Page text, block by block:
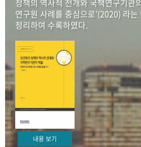
50+1주년 기념
성과 50선 숫자로 보는 50년
세계와 함께 한 KIHASA
VR 역사관
정책의 역사적 전개와 국책연구기관
연구원 사례를 중심으로’(2020) 라
정리하여 수록하였다.
내용 보기